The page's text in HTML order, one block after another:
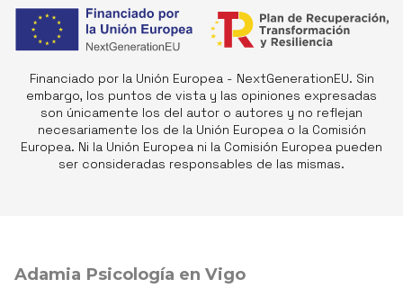
Financiado por la Unión Europea - NextGenerationEU. Sin
embargo, los puntos de vista y las opiniones expresadas
son únicamente los del autor o autores y no reflejan
necesariamente los de la Unión Europea o la Comisión
Europea. Ni la Unión Europea ni la Comisión Europea pueden
ser consideradas responsables de las mismas.
Adamia Psicología en Vigo